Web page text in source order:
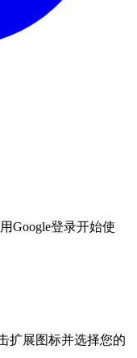
Google登录开始使
扩展图标并选择您的